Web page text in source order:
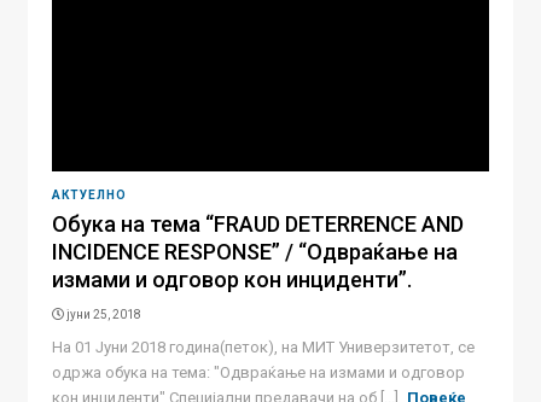
АКТУЕЛНО
Обука на тема “FRAUD DETERRENCE AND
INCIDENCE RESPONSE” / “Одвраќање на
измами и одговор кон инциденти”.
јуни 25, 2018
На 01 Јуни 2018 година(петок), на МИТ Универзитетот, се
одржа обука на тема: "Одвраќање на измами и одговор
кон инциденти" Специјални предавачи на об [...]
Повеќе